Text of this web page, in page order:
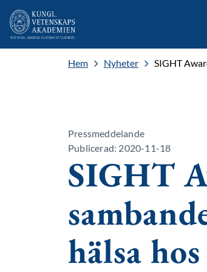
Hem Nyheter SIGHT
Pressmeddelande
Publicerad: 2020-11-18
SIGHT
hälsa